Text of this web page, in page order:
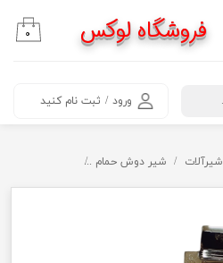
ورود / ثبت نام کنید
۰ فروشگاه لوکس
شیرآلات شیر دوش حمام